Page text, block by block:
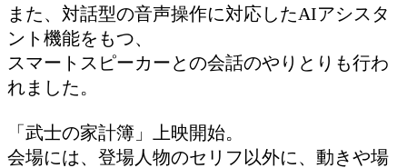
また、対話型の音声操作に対応したAIアシスタ
ント機能をもつ、
スマートスピーカーとの会話のやりとりも行わ
れました。
「武士の家計簿」上映開始。
会場には、登場人物のセリフ以外に、動きや場